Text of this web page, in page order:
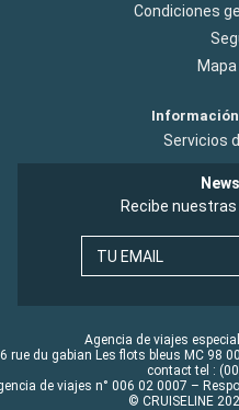
Condiciones
Servicios
Recibe
TU EMAIL
Agencia de viajes
rue du gabian Les flots bleus MC 98
contact tel :
de viajes n° 006 02 0007 –
© CRUISELINE